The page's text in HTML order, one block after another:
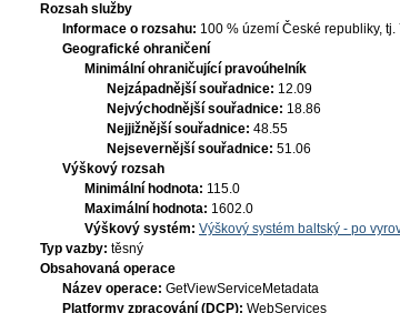
Rozsah služby
Informace o rozsahu: 100 % území České republiky, tj.
Geografické ohraničení
Minimální ohraničující pravoúhelník
Nejzápadnější souřadnice: 12.09
Nejvýchodnější souřadnice: 18.86
Nejjižnější souřadnice: 48.55
Nejsevernější souřadnice: 51.06
Výškový rozsah
Minimální hodnota: 115.0
Maximální hodnota: 1602.0
Výškový systém: Výškový systém baltský - po
Typ vazby: těsný
Obsahovaná operace
Název operace: GetViewServiceMetadata
Platformy zpracování (DCP): WebServices